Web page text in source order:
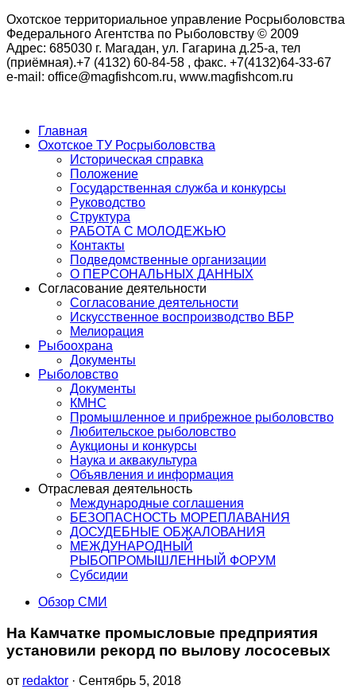
Охотское территориальное управление Росрыболовства
Федерального Агентства по Рыболовству © 2009
Адрес: 685030 г. Магадан, ул. Гагарина д.25-а, тел
(приёмная).+7 (4132) 60-84-58 , факс. +7(4132)64-33-67
e-mail: office@magfishcom.ru, www.magfishcom.ru
Главная
Охотское ТУ Росрыболовства
Историческая справка
Положение
Государственная служба и конкурсы
Руководство
Структура
РАБОТА С МОЛОДЕЖЬЮ
Контакты
Подведомственные организации
О ПЕРСОНАЛЬНЫХ ДАННЫХ
Согласование деятельности
Согласование деятельности
Искусственное воспроизводство ВБР
Мелиорация
Рыбоохрана
Документы
Рыболовство
Документы
КМНС
Промышленное и прибрежное рыболовство
Любительское рыболовство
Аукционы и конкурсы
Наука и аквакультура
Объявления и информация
Отраслевая деятельность
Международные соглашения
БЕЗОПАСНОСТЬ МОРЕПЛАВАНИЯ
ДОСУДЕБНЫЕ ОБЖАЛОВАНИЯ
МЕЖДУНАРОДНЫЙ
РЫБОПРОМЫШЛЕННЫЙ ФОРУМ
Субсидии
Обзор СМИ
На Камчатке промысловые предприятия
установили рекорд по вылову лососевых
от redaktor · Сентябрь 5, 2018